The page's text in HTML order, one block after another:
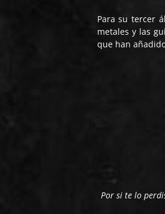
Para su tercer
metales y las
que han
Por si te lo